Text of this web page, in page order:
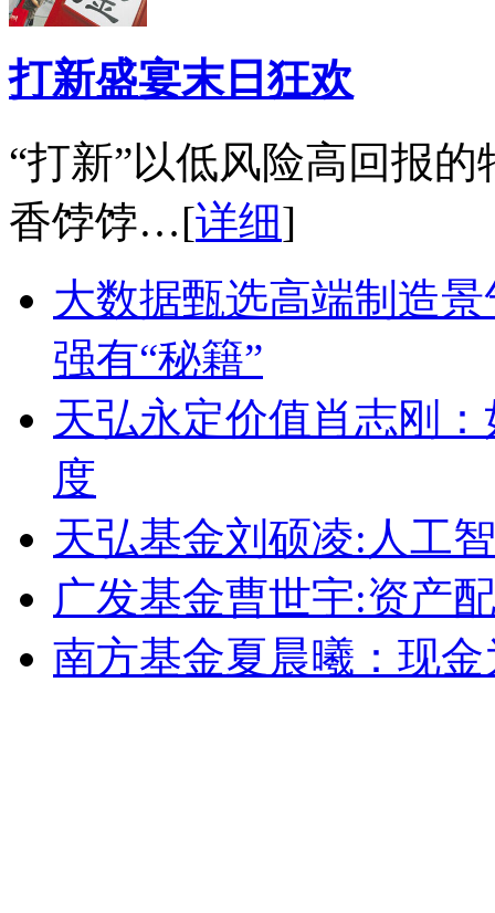
打新盛宴末日狂欢
“打新”以低风险高回报
香饽饽…[详细]
大数据甄选高端制造
强有“秘籍”
天弘永定价值肖志刚
度
天弘基金刘硕凌:人工
广发基金曹世宇:资产
南方基金夏晨曦：现